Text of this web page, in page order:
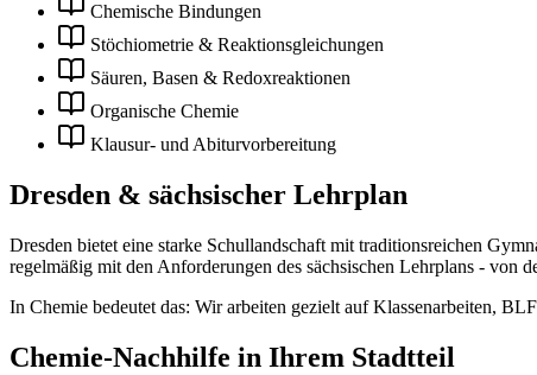
Chemische Bindungen
Stöchiometrie & Reaktionsgleichungen
Säuren, Basen & Redoxreaktionen
Organische Chemie
Klausur- und Abiturvorbereitung
Dresden & sächsischer Lehrplan
Dresden bietet eine starke Schullandschaft mit traditionsreichen
regelmäßig mit den Anforderungen des sächsischen Lehrplans -
In Chemie bedeutet das: Wir arbeiten gezielt aufKlassenarbeiten,
Chemie-Nachhilfe in Ihrem Stadtteil